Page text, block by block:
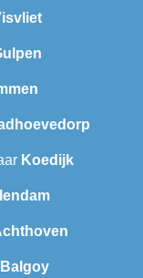
Koedijk
Balgoy